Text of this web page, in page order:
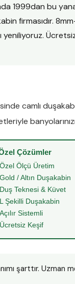
1999dan bu
firmasıdır.
yeniliyoruz.
camlı
Çözümler
Özel Ölçü Üretim
Gold / Altın Duşakabin
Duş Teknesi & Küvet
L Şekilli Duşakabin
Açılır Sistemli
Ücretsiz Keşif
şarttır. Uzman